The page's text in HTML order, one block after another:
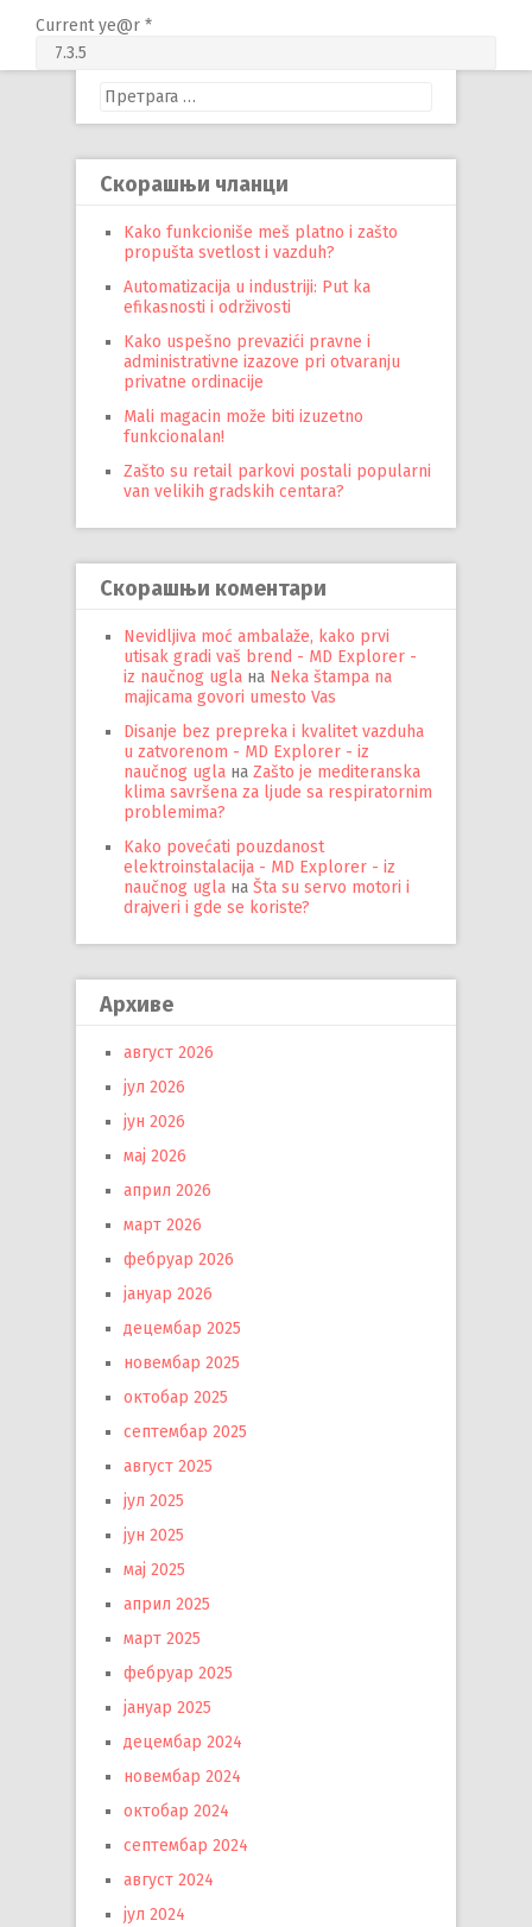
Current ye@r *
Претрага
за:
Скорашњи чланци
Kako funkcioniše meš platno i zašto
propušta svetlost i vazduh?
Automatizacija u industriji: Put ka
efikasnosti i održivosti
Kako uspešno prevazići pravne i
administrativne izazove pri otvaranju
privatne ordinacije
Mali magacin može biti izuzetno
funkcionalan!
Zašto su retail parkovi postali popularni
van velikih gradskih centara?
Скорашњи коментари
Nevidljiva moć ambalaže, kako prvi
utisak gradi vaš brend - MD Explorer -
iz naučnog ugla на Neka štampa na
majicama govori umesto Vas
Disanje bez prepreka i kvalitet vazduha
u zatvorenom - MD Explorer - iz
naučnog ugla на Zašto je mediteranska
klima savršena za ljude sa respiratornim
problemima?
Kako povećati pouzdanost
elektroinstalacija - MD Explorer - iz
naučnog ugla на Šta su servo motori i
drajveri i gde se koriste?
Архиве
август 2026
јул 2026
јун 2026
мај 2026
април 2026
март 2026
фебруар 2026
јануар 2026
децембар 2025
новембар 2025
октобар 2025
септембар 2025
август 2025
јул 2025
јун 2025
мај 2025
април 2025
март 2025
фебруар 2025
јануар 2025
децембар 2024
новембар 2024
октобар 2024
септембар 2024
август 2024
јул 2024